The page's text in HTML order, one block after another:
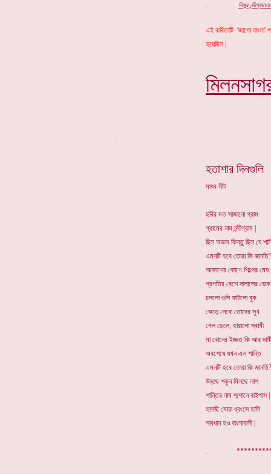
.
সিঙ্গুর
এই কবিতাটি 'জাগো বাংলা'
হয়েছিল |
মিলনসাগ
হতাশার দিনগুলি
মাধব সীট
ছবির মত সাজানো গ্রাম
গ্রামের নাম নন্দীগ্রাম |
ছিল অভাব কিন্তু ছিল যে
এমনটি হবে তোরা কি জানতি?
আকাশের কোণে শিল্পের মেঘ
প্রগতির বেশে দালালের
চললো গুলি ফাটলো বুক
কেড়ে নেবো তোদের সুখ
গেল ছেলে, হারালো স্বামী
মা বোনের ইজ্জত কি আর
অবশেষে যখন এল শান্তি
এমনটি হবে তোরা কি জানতি?
উড়ছে শকুন মিলছে লাশ
শান্তির নাম শ্মশানে বাইপাস |
হাসছি মোরা ধ্বংসে হাসি
সাবধান হও বাংলাবাসী |
.